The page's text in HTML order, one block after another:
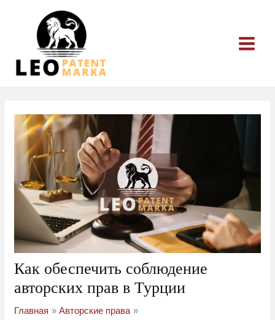
содержимому
Как обеспечить соблюдение
авторских прав в Турции
Главная
Авторские права